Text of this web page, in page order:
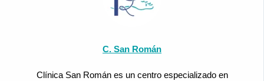
C. San Román
Clínica San Román es un centro especializado en